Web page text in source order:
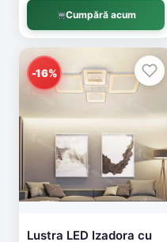
Cumpără acum
-16%
Lustra LED Izadora cu